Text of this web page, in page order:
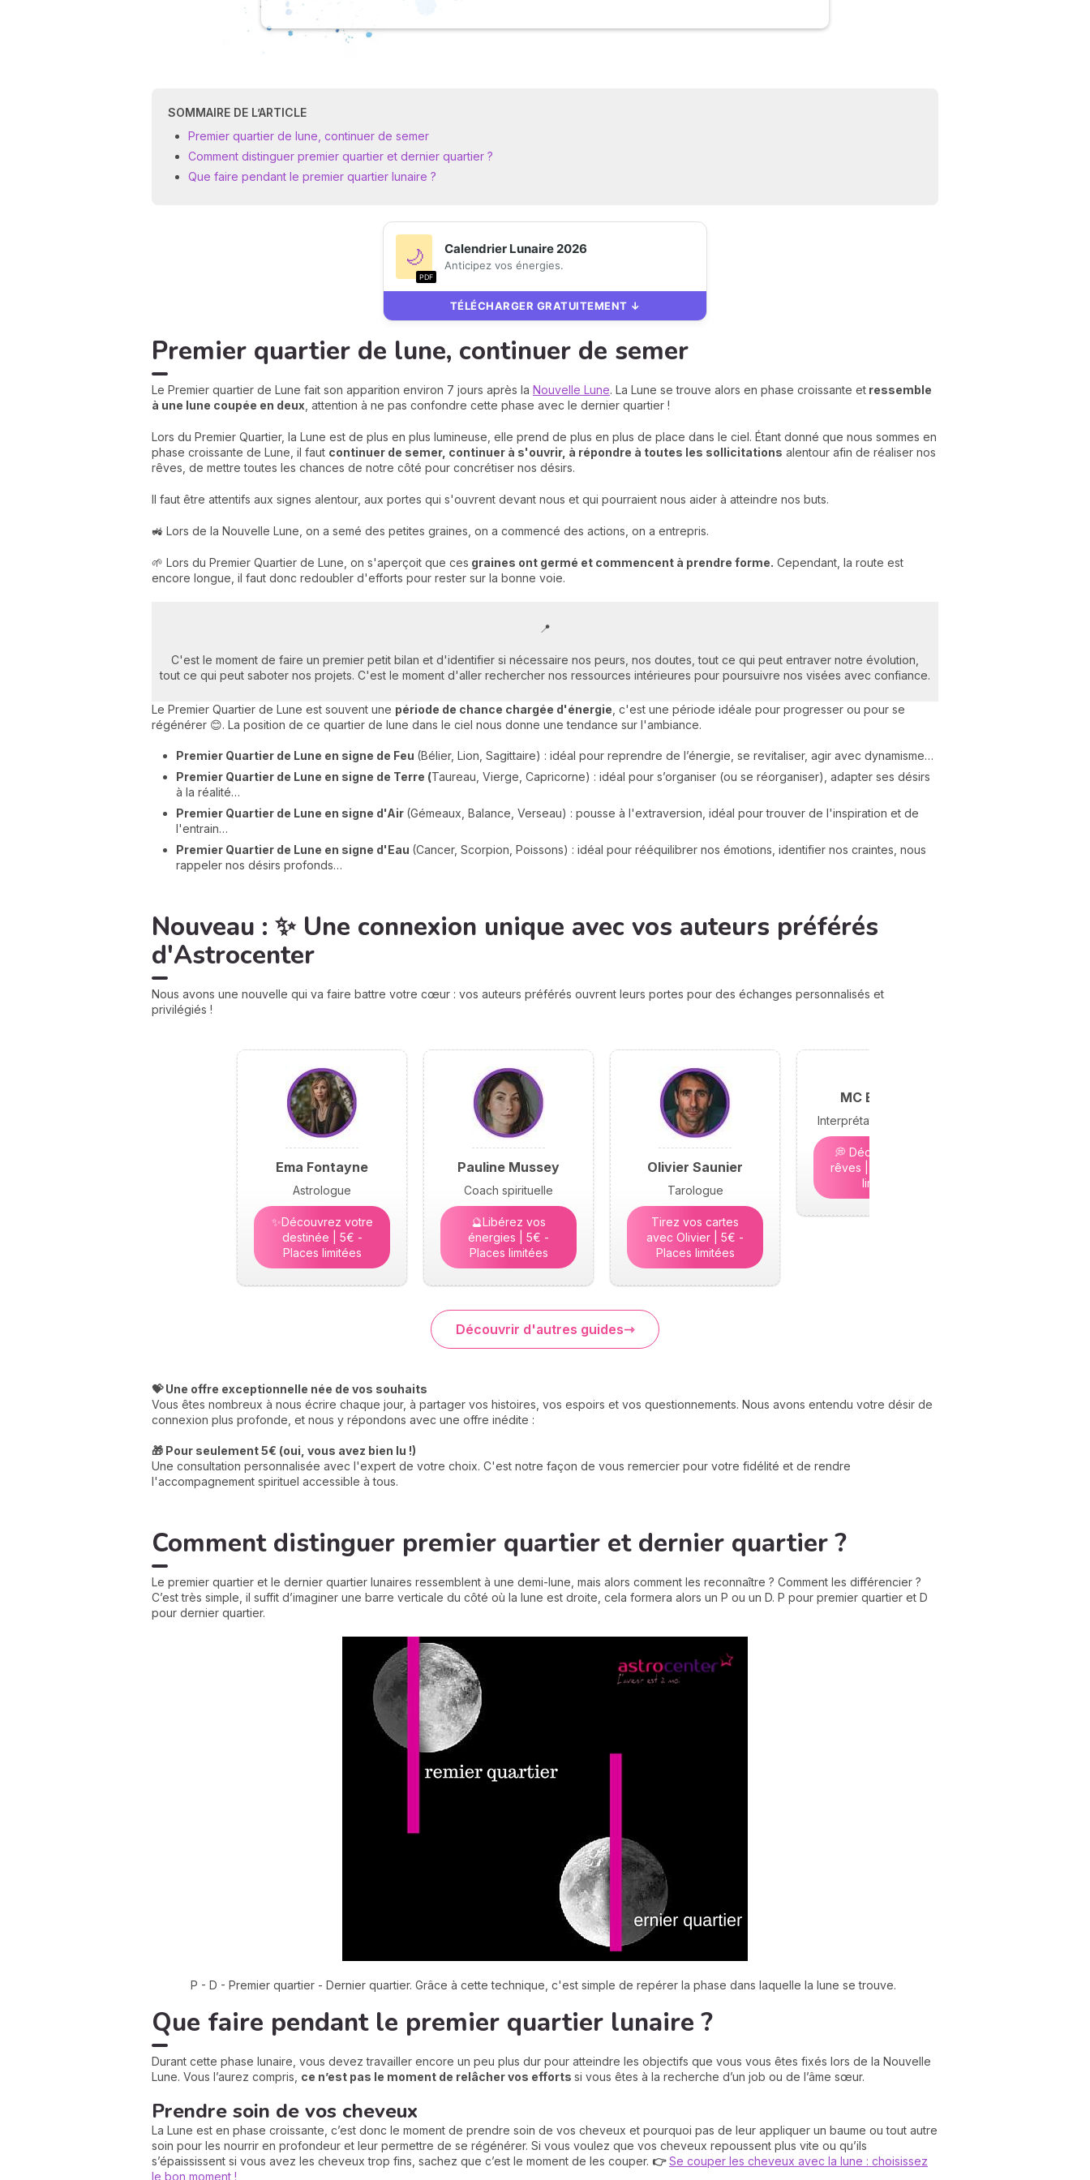
SOMMAIRE DE L’ARTICLE
Premier quartier de lune, continuer de semer
Comment distinguer premier quartier et dernier quartier ?
Que faire pendant le premier quartier lunaire ?
🌙
PDF
Calendrier Lunaire 2026
Anticipez vos énergies.
TÉLÉCHARGER GRATUITEMENT ↓
Premier quartier de lune, continuer de semer
Le Premier quartier de Lune fait son apparition environ 7 jours après la Nouvelle Lune. La Lune se trouve alors en phase croissante et ressemble
à une lune coupée en deux , attention à ne pas confondre cette phase avec le dernier quartier !
Lors du Premier Quartier, la Lune est de plus en plus lumineuse, elle prend de plus en plus de place dans le ciel. Étant donné que nous sommes en
phase croissante de Lune, il faut continuer de semer, continuer à s'ouvrir, à répondre à toutes les sollicitations alentour afin de réaliser nos
rêves, de mettre toutes les chances de notre côté pour concrétiser nos désirs.
Il faut être attentifs aux signes alentour, aux portes qui s'ouvrent devant nous et qui pourraient nous aider à atteindre nos buts.
🚜 Lors de la Nouvelle Lune, on a semé des petites graines, on a commencé des actions, on a entrepris.
🌱 Lors du Premier Quartier de Lune, on s'aperçoit que ces graines ont germé et commencent à prendre forme. Cependant, la route est
encore longue, il faut donc redoubler d'efforts pour rester sur la bonne voie.
📍
C'est le moment de faire un premier petit bilan et d'identifier si nécessaire nos peurs, nos doutes, tout ce qui peut entraver notre évolution,
tout ce qui peut saboter nos projets. C'est le moment d'aller rechercher nos ressources intérieures pour poursuivre nos visées avec confiance.
Le Premier Quartier de Lune est souvent une période de chance chargée d'énergie , c'est une période idéale pour progresser ou pour se
régénérer 😊. La position de ce quartier de lune dans le ciel nous donne une tendance sur l'ambiance.
Premier Quartier de Lune en signe de Feu (Bélier, Lion, Sagittaire) : idéal pour reprendre de l’énergie, se revitaliser, agir avec dynamisme…
Premier Quartier de Lune en signe de Terre (Taureau, Vierge, Capricorne) : idéal pour s’organiser (ou se réorganiser), adapter ses désirs
à la réalité…
Premier Quartier de Lune en signe d'Air (Gémeaux, Balance, Verseau) : pousse à l'extraversion, idéal pour trouver de l'inspiration et de
l'entrain…
Premier Quartier de Lune en signe d'Eau (Cancer, Scorpion, Poissons) : idéal pour rééquilibrer nos émotions, identifier nos craintes, nous
rappeler nos désirs profonds…
Nouveau : ✨ Une connexion unique avec vos auteurs préférés
d'Astrocenter
Nous avons une nouvelle qui va faire battre votre cœur : vos auteurs préférés ouvrent leurs portes pour des échanges personnalisés et
privilégiés !
Ema Fontayne
Astrologue
✨Découvrez votre
destinée | 5€ -
Places limitées
Pauline Mussey
Coach spirituelle
🔮Libérez vos
énergies | 5€ -
Places limitées
Olivier Saunier
Tarologue
Tirez vos cartes
avec Olivier | 5€ -
Places limitées
MC Bramond
Interprétation des rêves
💭 Décryptez vos
rêves | 5€ - Places
limitées
Découvrir d'autres guides
💝 Une offre exceptionnelle née de vos souhaits
Vous êtes nombreux à nous écrire chaque jour, à partager vos histoires, vos espoirs et vos questionnements. Nous avons entendu votre désir de
connexion plus profonde, et nous y répondons avec une offre inédite :
🎁 Pour seulement 5€ (oui, vous avez bien lu !)
Une consultation personnalisée avec l'expert de votre choix. C'est notre façon de vous remercier pour votre fidélité et de rendre
l'accompagnement spirituel accessible à tous.
Comment distinguer premier quartier et dernier quartier ?
Le premier quartier et le dernier quartier lunaires ressemblent à une demi-lune, mais alors comment les reconnaître ? Comment les différencier ?
C’est très simple, il suffit d’imaginer une barre verticale du côté où la lune est droite, cela formera alors un P ou un D. P pour premier quartier et D
pour dernier quartier.
P - D - Premier quartier - Dernier quartier. Grâce à cette technique, c'est simple de repérer la phase dans laquelle la lune se trouve.
Que faire pendant le premier quartier lunaire ?
Durant cette phase lunaire, vous devez travailler encore un peu plus dur pour atteindre les objectifs que vous vous êtes fixés lors de la Nouvelle
Lune. Vous l’aurez compris, ce n’est pas le moment de relâcher vos efforts si vous êtes à la recherche d’un job ou de l’âme sœur.
Prendre soin de vos cheveux
La Lune est en phase croissante, c’est donc le moment de prendre soin de vos cheveux et pourquoi pas de leur appliquer un baume ou tout autre
soin pour les nourrir en profondeur et leur permettre de se régénérer. Si vous voulez que vos cheveux repoussent plus vite ou qu’ils
s’épaississent si vous avez les cheveux trop fins, sachez que c’est le moment de les couper. 👉 Se couper les cheveux avec la lune : choisissez
le bon moment !